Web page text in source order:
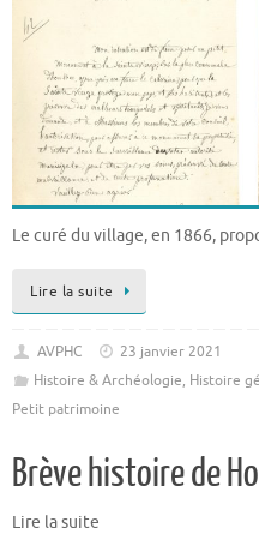
Le curé du village, en 1866,
Lire la suite
AVPHC
23 janvier 2021
Histoire & Archéologie, Histoire
Petit patrimoine
Brève histoire de
Lire la suite